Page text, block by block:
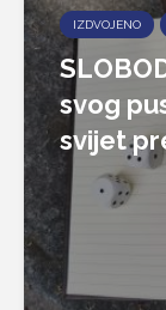
IZDVOJENO
svog
svijet